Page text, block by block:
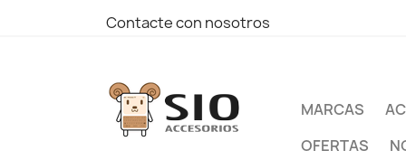
Contacte con nosotros
MARCAS
OFERTAS